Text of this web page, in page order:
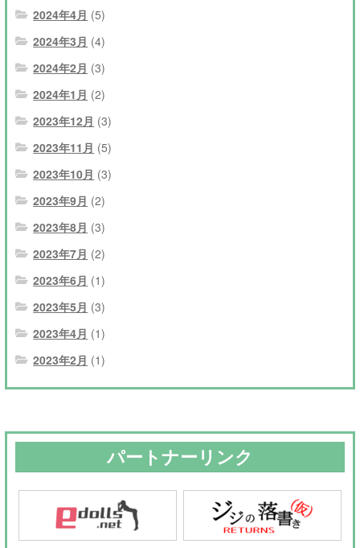
2024年4月 (5)
2024年3月 (4)
2024年2月 (3)
2024年1月 (2)
2023年12月 (3)
2023年11月 (5)
2023年10月 (3)
2023年9月 (2)
2023年8月 (3)
2023年7月 (2)
2023年6月 (1)
2023年5月 (3)
2023年4月 (1)
2023年2月 (1)
パートナーリンク